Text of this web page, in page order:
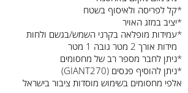
*קל לפריסה ולאיסוף בשטח
*יציב במזג האויר
*עמידות מופלאה בקרני השמש/בגשם ולחות
מידות אורך 2 מטר גובה 1 מטר
*ניתן לחבר מספר רב של מחסומים
*ניתן להוסיף פנסים (GIANT270)
אלפי מחסומים בשימוש מוסדות ציבור בישראל